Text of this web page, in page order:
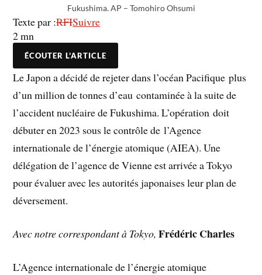
Fukushima. AP – Tomohiro Ohsumi
Texte par :RFISuivre
2 mn
ÉCOUTER L’ARTICLE
Le Japon a décidé de rejeter dans l’océan Pacifique plus
d’un million de tonnes d’eau contaminée à la suite de
l’accident nucléaire de Fukushima. L’opération doit
débuter en 2023 sous le contrôle de l’Agence
internationale de l’énergie atomique (AIEA). Une
délégation de l’agence de Vienne est arrivée a Tokyo
pour évaluer avec les autorités japonaises leur plan de
déversement.
Avec notre correspondant à Tokyo,Frédéric Charles
L’Agence internationale de l’énergie atomique